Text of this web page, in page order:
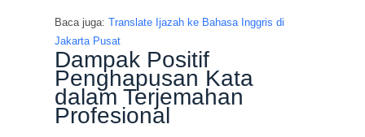
Baca juga:Translate Ijazah ke Bahasa Inggris di
Jakarta Pusat
Dampak Positif
Penghapusan Kata
dalam Terjemahan
Profesional